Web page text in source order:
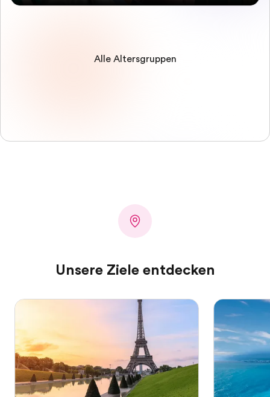
Alle Altersgruppen
Unsere Ziele entdecken